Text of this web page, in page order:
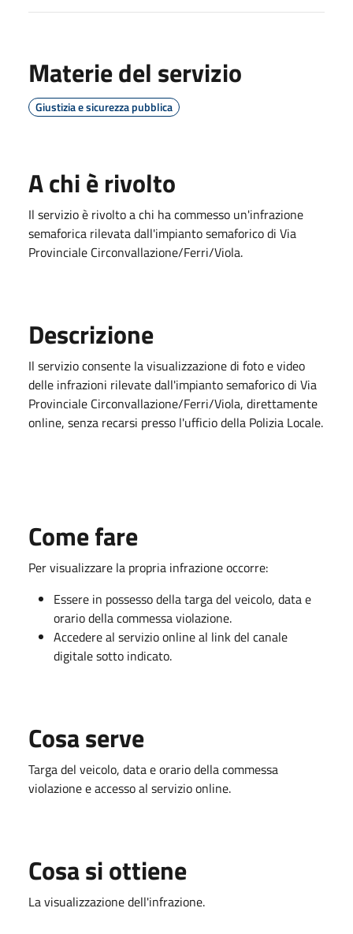
Materie del servizio
Giustizia e sicurezza pubblica
A chi è rivolto
Il servizio è rivolto a chi ha commesso un'infrazione
semaforica rilevata dall'impianto semaforico di Via
Provinciale Circonvallazione/Ferri/Viola.
Descrizione
Il servizio consente la visualizzazione di foto e video
delle infrazioni rilevate dall'impianto semaforico di Via
Provinciale Circonvallazione/Ferri/Viola, direttamente
online, senza recarsi presso l'ufficio della Polizia Locale.
Come fare
Per visualizzare la propria infrazione occorre:
Essere in possesso della targa del veicolo, data e
orario della commessa violazione.
Accedere al servizio online al link del canale
digitale sotto indicato.
Cosa serve
Targa del veicolo, data e orario della commessa
violazione e accesso al servizio online.
Cosa si ottiene
La visualizzazione dell'infrazione.